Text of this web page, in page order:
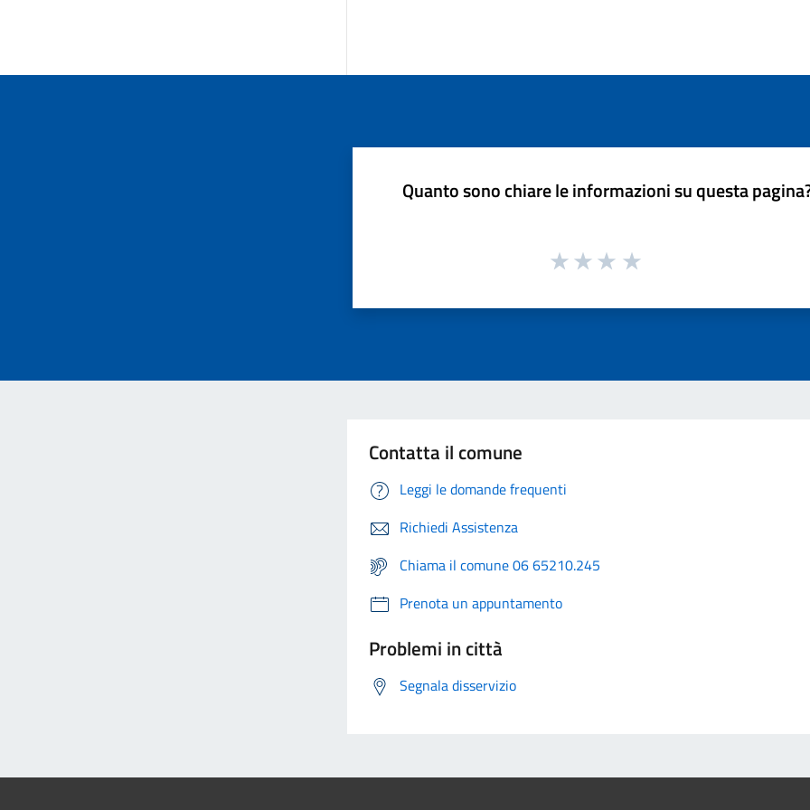
Quanto sono chiare le informazioni su questa
Contatta il comune
Leggi le domande frequenti
Richiedi Assistenza
Chiama il comune 06 65210.245
Prenota un appuntamento
Problemi in città
Segnala disservizio